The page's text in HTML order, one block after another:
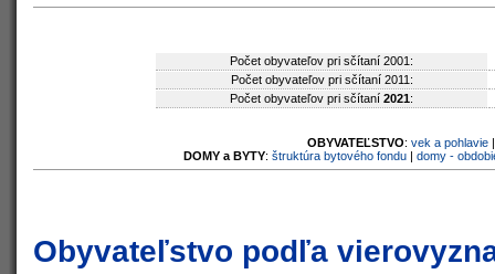
Počet obyvateľov pri sčítaní 2001:
Počet obyvateľov pri sčítaní 2011:
Počet obyvateľov pri sčítaní 2021:
OBYVATEĽSTVO: vek a pohlavie
DOMY a BYTY: štruktúra bytového fondu| domy -
Obyvateľstvo podľa